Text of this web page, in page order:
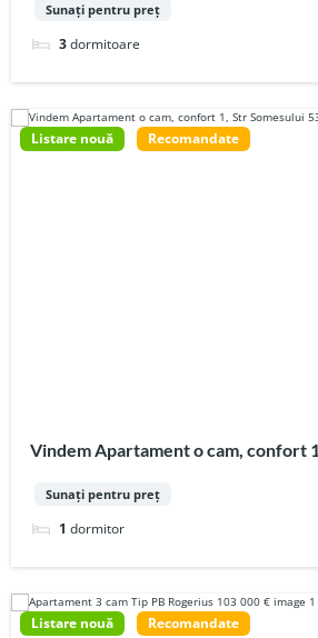
Sunați pentru preț
3dormitoare
Listare nouă Recomandate
Vindem Apartament o cam, confort
Sunați pentru preț
1 dormitor
Listare nouă Recomandate